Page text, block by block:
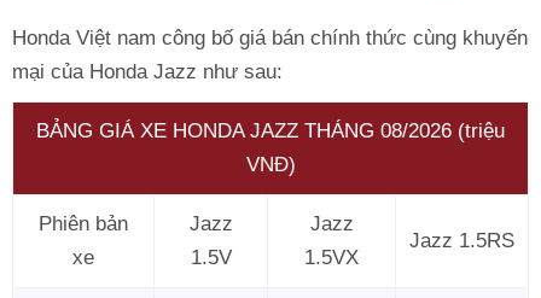
Honda Việt nam công bố giá bán chính thức cùng khuyến
mại của Honda Jazz như sau:
BẢNG GIÁ XE HONDA JAZZ THÁNG 08/2026 (triệu
VNĐ)
Phiên bản
xe
Jazz
1.5V
Jazz
1.5VX
Jazz 1.5RS